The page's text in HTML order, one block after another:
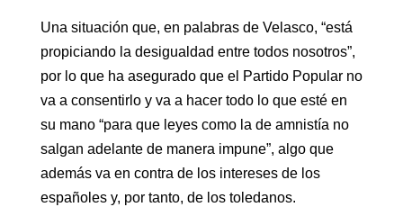
Una situación que, en palabras de Velasco, “está
propiciando la desigualdad entre todos nosotros”,
por lo que ha asegurado que el Partido Popular no
va a consentirlo y va a hacer todo lo que esté en
su mano “para que leyes como la de amnistía no
salgan adelante de manera impune”, algo que
además va en contra de los intereses de los
españoles y, por tanto, de los toledanos.